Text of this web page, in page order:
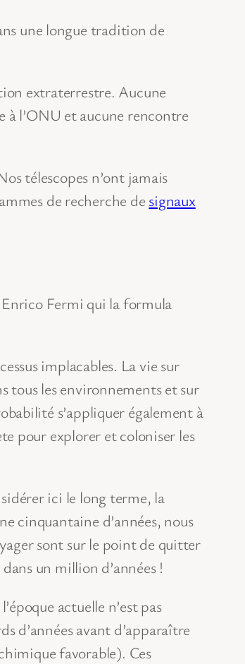
une longue tradition de
extraterrestre. Aucune
à l’ONU et aucune rencontre
télescopes n’ont jamais
de recherche de signaux
Fermi qui la formula
implacables. La vie sur
tous les environnements et sur
s’appliquer également à
pour explorer et coloniser les
ici le long terme, la
cinquantaine d’années, nous
sont sur le point de quitter
un million d’années !
actuelle n’est pas
d’années avant d’apparaître
favorable). Ces